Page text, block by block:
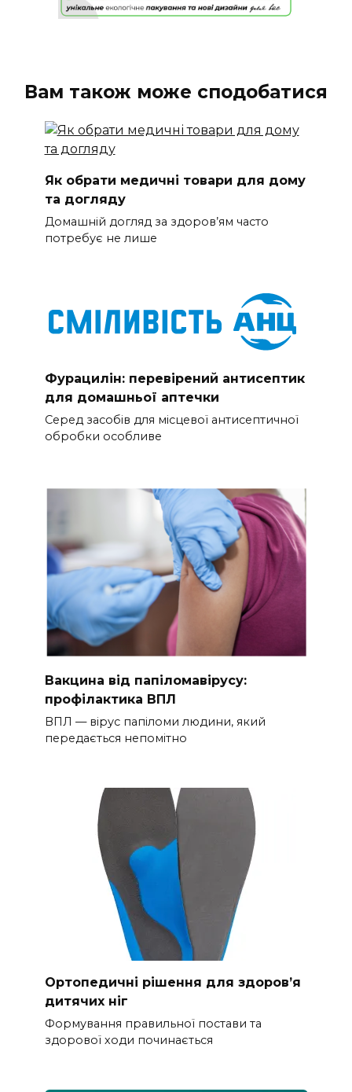
Вам також може сподобатися
Як обрати медичні товари для дому
та догляду
Домашній догляд за здоров’ям часто
потребує не лише
Фурацилін: перевірений антисептик
для домашньої аптечки
Серед засобів для місцевої антисептичної
обробки особливе
Вакцина від папіломавірусу:
профілактика ВПЛ
ВПЛ — вірус папіломи людини, який
передається непомітно
Ортопедичні рішення для здоров’я
дитячих ніг
Формування правильної постави та
здорової ходи починається